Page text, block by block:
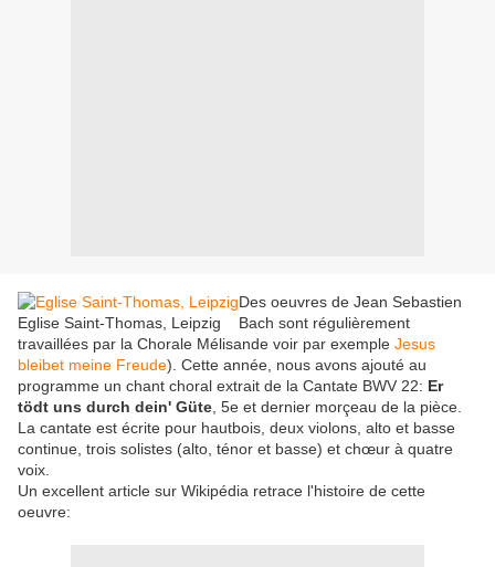
Eglise Saint-Thomas, Leipzig
Des oeuvres de Jean Sebastien
Bach sont régulièrement
travaillées par la Chorale Mélisande voir par exemple Jesus
bleibet meine Freude). Cette année, nous avons ajouté au
programme un chant choral extrait de la Cantate BWV 22: Er
tödt uns durch dein' Güte , 5e et dernier morçeau de la pièce.
La cantate est écrite pour hautbois, deux violons, alto et basse
continue, trois solistes (alto, ténor et basse) et chœur à quatre
voix.
Un excellent article sur Wikipédia retrace l'histoire de cette
oeuvre: